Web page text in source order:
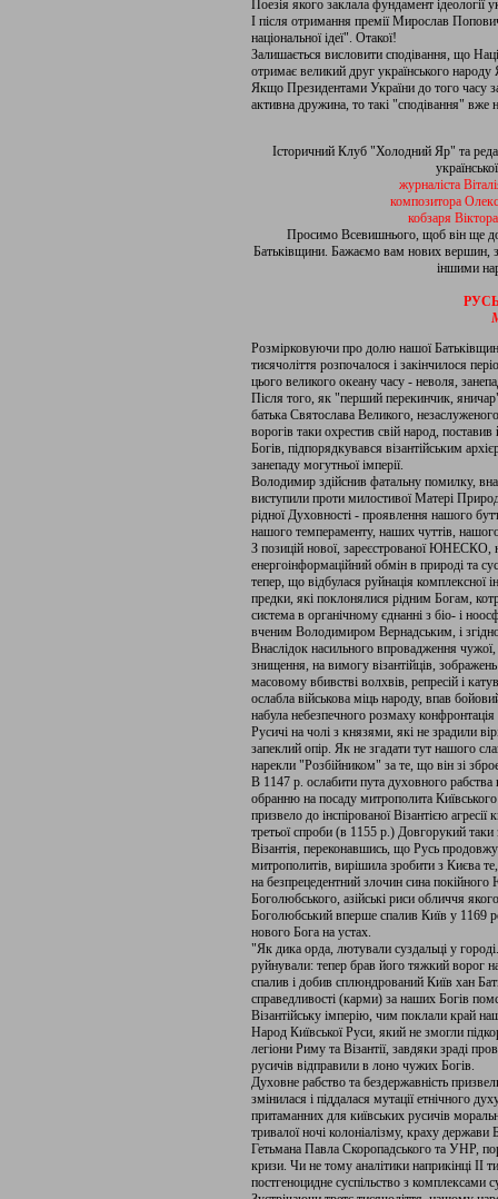
Поезія якого заклала фундамент ідеології
І після отримання премії Мирослав
національної ідеї". Отакої!
Залишається висловити сподівання, що
отримає великий друг українського
Якщо Президентами України до того часу
активна дружина, то такі "сподівання" вже
Історичний Клуб "Холодний Яр" та
журналіста
композитора
кобзаря
Просимо Всевишнього, щоб він ще
Батьківщини. Бажаємо вам нових вершин, з
іншими
Розмірковуючи про долю нашої
тисячоліття розпочалося і закінчилося
цього великого океану часу - неволя,
Після того, як "перший перекинчик,
батька Святослава Великого,
ворогів таки охрестив свій народ,
Богів, підпорядкувався візантійським
занепаду могутньої імперії.
Володимир здійснив фатальну помилку,
виступили проти милостивої Матері
рідної Духовності - проявлення нашого
нашого темпераменту, наших чуттів,
З позицій нової, зареєстрованої ЮНЕСКО,
енергоінформаційний обмін в природі та
тепер, що відбулася руйнація комплексної
предки, які поклонялися рідним Богам,
система в органічному єднанні з біо- і
вченим Володимиром Вернадським, і згідно
Внаслідок насильного впровадження
знищення, на вимогу візантійців,
масовому вбивстві волхвів, репресій і
ослабла військова міць народу, впав
набула небезпечного розмаху
Русичі на чолі з князями, які не зрадили
запеклий опір. Як не згадати тут нашого
нарекли "Розбійником" за те, що він зі
В 1147 р. ослабити пута духовного
обранню на посаду митрополита
призвело до інспірованої Візантією
третьої спроби (в 1155 р.) Довгорукий таки
Візантія, переконавшись, що Русь
митрополитів, вирішила зробити з Києва
на безпрецедентний злочин сина
Боголюбського, азійські риси обличчя
Боголюбський вперше спалив Київ у 1169
нового Бога на устах.
"Як дика орда, лютували суздальці у
руйнували: тепер брав його тяжкий ворог
спалив і добив сплюндрований Київ хан
справедливості (карми) за наших Богів
Візантійську імперію, чим поклали край
Народ Київської Руси, який не змогли
легіони Риму та Візантії, завдяки зраді
русичів відправили в лоно чужих Богів.
Духовне рабство та бездержавність
змінилася і піддалася мутації етнічного
притаманних для київських русичів
тривалої ночі колоніалізму, краху
Гетьмана Павла Скоропадського та УНР,
кризи. Чи не тому аналітики наприкінці II
постгеноцидне суспільство з комплексами